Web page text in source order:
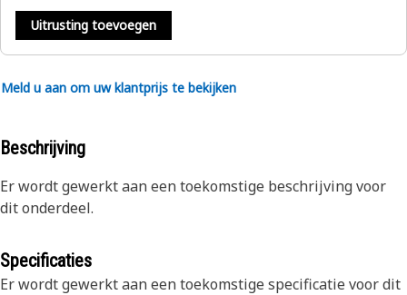
Uitrusting toevoegen
Meld u aan om uw klantprijs te bekijken
Beschrijving
Er wordt gewerkt aan een toekomstige beschrijving voor
dit onderdeel.
Specificaties
Er wordt gewerkt aan een toekomstige specificatie voor dit